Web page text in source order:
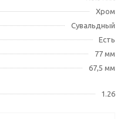
Хром
Сувальдный
Есть
77 мм
67,5 мм
1.26